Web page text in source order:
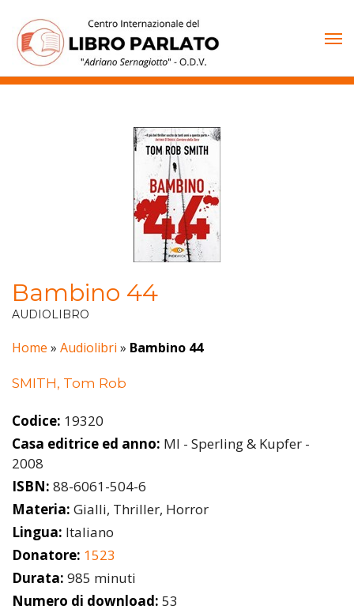
contenuto
Bambino 44
AUDIOLIBRO
Home » Audiolibri » Bambino 44
SMITH, Tom Rob
Codice: 19320
Casa editrice ed anno: MI - Sperling & Kupfer -
2008
ISBN: 88-6061-504-6
Materia: Gialli, Thriller, Horror
Lingua: Italiano
Donatore: 1523
Durata: 985 minuti
Numero di download: 53